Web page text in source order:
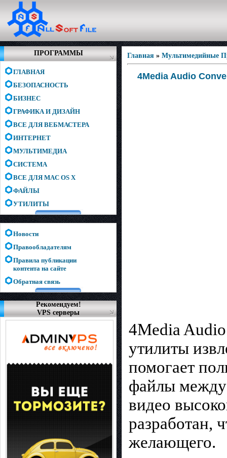
ПРОГРАММЫ
ГЛАВНАЯ
БЕЗОПАСНОСТЬ
БИЗНЕС
ГРАФИКА И ДИЗАЙН
ВСЕ ДЛЯ ВЕБМАСТЕРА
ИНТЕРНЕТ
МУЛЬТИМЕДИА
СИСТЕМА
ВСЕ ДЛЯ MAC OS X
ФАЙЛЫ
УТИЛИТЫ
Новости
Правообладателям
Правила публикации
контента на сайте
Обратная связь
Рекомендуем!
VPS серверы
Главная » Мультимедийные
4Media Audio
4Media Audio
утилиты
помогает
файлы между
видео
разработан,
желающего.